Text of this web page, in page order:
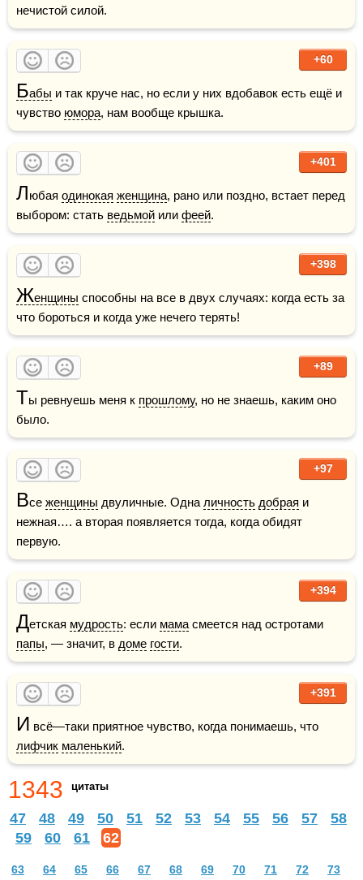
нечистой силой.
+60
Бабы и так круче нас, но если у них вдобавок есть ещё и
чувство юмора, нам вообще крышка.
+401
Любая одинокая женщина, рано или поздно, встает перед
выбором: стать ведьмой или феей.
+398
Женщины способны на все в двух случаях: когда есть за
что бороться и когда уже нечего терять!
+89
Ты ревнуешь меня к прошлому, но не знаешь, каким оно
было.
+97
Все женщины двуличные. Одна личность добрая и
нежная…. а вторая появляется тогда, когда обидят
первую.
+394
Детская мудрость: если мама
папы, — значит, в доме гости.
+391
И
лифчик маленький.
1343 цитаты
47 48 49 50 51 52 53 54 55 56 57
58
59
60 61 62
63 64 65 66 67 68 69 70 71 72 73